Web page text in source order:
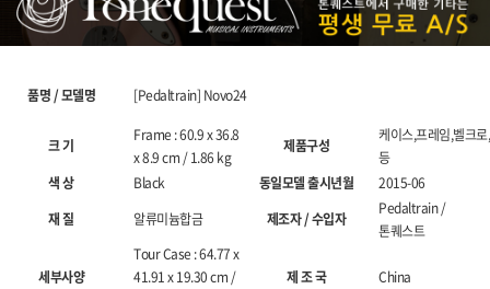
품명 / 모델명 [Pedaltrain] Novo24
크 기
Frame : 60.9 x 36.8
x 8.9 cm / 1.86 kg
제품구성
케이스,프레임,벨크로,
등
색 상
Black 동일모델 출시년월
2015-06
재 질
알류미늄합금 제조자 / 수입자
Pedaltrain /
톤퀘스트
세부사양
Tour Case : 64.77 x
41.91 x 19.30 cm /
제 조 국 China